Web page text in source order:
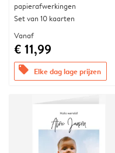
papierafwerkingen
Set van 10 kaarten
Vanaf
€ 11,99
offers Elke dag lage prijzen